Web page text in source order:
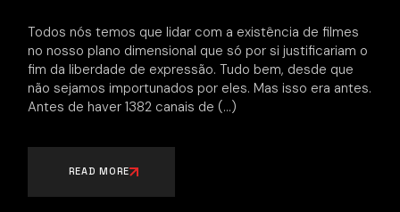
Todos nós temos que lidar com a existência de filmes
no nosso plano dimensional que só por si justificariam o
fim da liberdade de expressão. Tudo bem, desde que
não sejamos importunados por eles. Mas isso era antes.
Antes de haver 1382 canais de
READ MORE